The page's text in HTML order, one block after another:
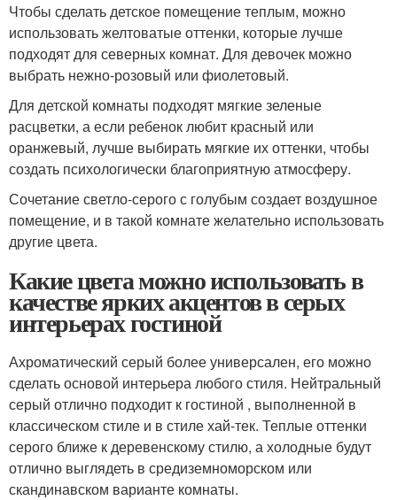
Чтобы сделать детское помещение теплым, можно
использовать желтоватые оттенки, которые лучше
подходят для северных комнат. Для девочек можно
выбрать нежно-розовый или фиолетовый.
Для детской комнаты подходят мягкие зеленые
расцветки, а если ребенок любит красный или
оранжевый, лучше выбирать мягкие их оттенки, чтобы
создать психологически благоприятную атмосферу.
Сочетание светло-серого с голубым создает воздушное
помещение, и в такой комнате желательно использовать
другие цвета.
Какие цвета можно использовать в
качестве ярких акцентов в серых
интерьерах гостиной
Ахроматический серый более универсален, его можно
сделать основой интерьера любого стиля. Нейтральный
серый отлично подходит к гостиной , выполненной в
классическом стиле и в стиле хай-тек. Теплые оттенки
серого ближе к деревенскому стилю, а холодные будут
отлично выглядеть в средиземноморском или
скандинавском варианте комнаты.